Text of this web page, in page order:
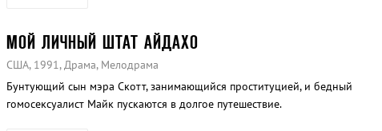
МОЙ ЛИЧНЫЙ ШТАТ АЙДАХО
США, 1991, Драма, Мелодрама
Бунтующий сын мэра Скотт, занимающийся проституцией, и бедный
гомосексуалист Майк пускаются в долгое путешествие.